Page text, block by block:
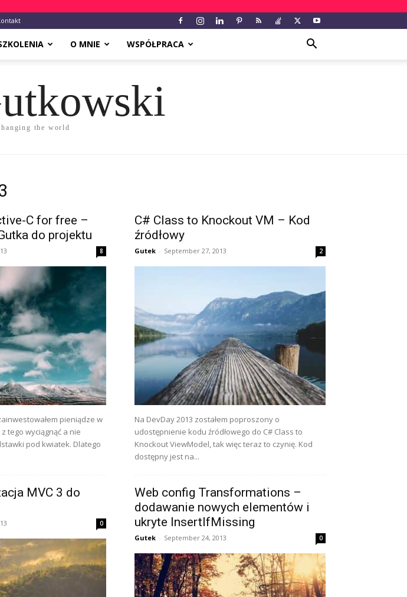
O MNIE WSPÓŁPRACA
the world
C for free –
do projektu
8
pieniądze w
tego wyciągnąć a nie
pod kwiatek. Dlatego
C# Class to Knockout VM – Kod
źródłowy
Gutek - September 27, 2013 2
Na DevDay 2013 zostałem poproszony o
udostępnienie kodu źródłowego do C# Class to
Knockout ViewModel, tak więc teraz to czynię. Kod
dostępny jest na...
MVC 3 do
0
Web config Transformations –
dodawanie nowych elementów i
ukryte InsertIfMissing
Gutek - September 24, 2013 0